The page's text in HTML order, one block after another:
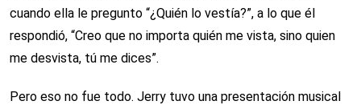
cuando ella le pregunto “¿Quién lo vestía?”, a lo que él
respondió, “Creo que no importa quién me vista, sino quien
me desvista, tú me dices”.
Pero eso no fue todo. Jerry tuvo una presentación musical